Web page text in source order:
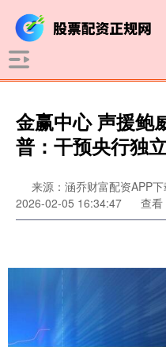
金赢中心 声援鲍
普：干预央行独
来源：涵乔财富配资APP
2026-02-05 16:34:47
查看